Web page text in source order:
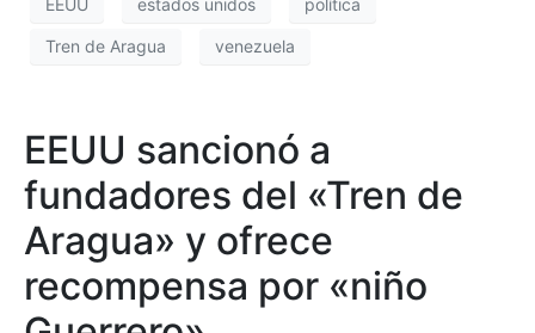
EEUU estados unidos política
Tren de Aragua venezuela
EEUU sancionó a
fundadores del «Tren de
Aragua» y ofrece
recompensa por «niño